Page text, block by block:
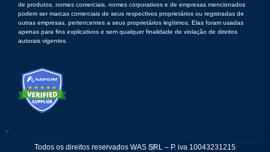
de produtos, nomes comerciais, nomes corporativos e de empresas mencionados
podem ser marcas comerciais de seus respectivos proprietários ou registradas de
outras empresas, pertencentes a seus proprietários legítimos. Elas foram usadas
apenas para fins explicativos e sem qualquer finalidade de violação de direitos
autorais vigentes.
Todos os direitos reservados WAS SRL – P. iva 10043231215